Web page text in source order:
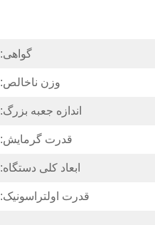
گواهی:
وزن ناخالص:
اندازه جعبه بزرگ:
قدرت گرمایش:
ابعاد کلی دستگاه:
قدرت اولتراسونیک: